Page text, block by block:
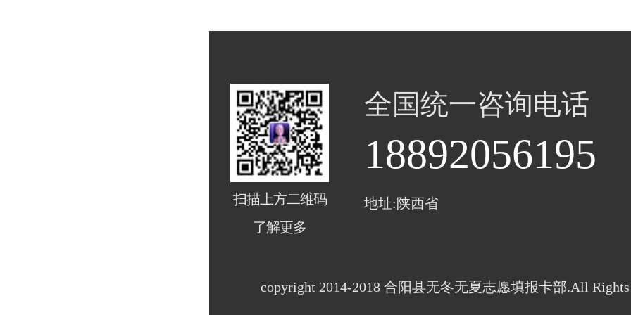
扫描上方二维码
了解更多
全国统一咨询电话
18892056195
地址:陕西省
copyright 2014-2018 合阳县无冬无夏志愿填报卡部.All Rights